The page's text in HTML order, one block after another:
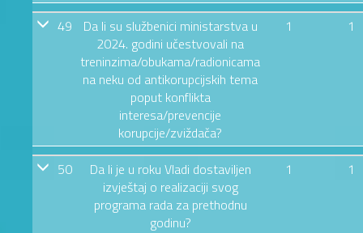
49
Da li su službenici ministarstva u
2024. godini učestvovali na
treninzima/obukama/radionicama
na neku od antikorupcijskih tema
poput konflikta
interesa/prevencije
korupcije/zviždača?
1 1
50
Da li je u roku Vladi dostaviljen
izvještaj o realizaciji svog
programa rada za prethodnu
godinu?
1 1